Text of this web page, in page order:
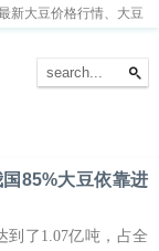
新大豆价格行情、大豆
85%大豆依靠进
了1.07亿吨，占全